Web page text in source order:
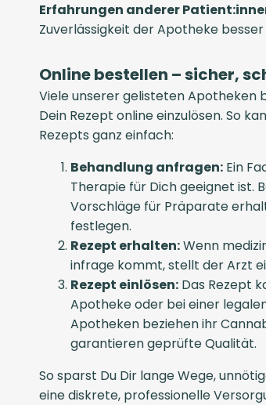
Erfahrungen anderer
Zuverlässigkeit der Apotheke
Online bestellen – sicher,
Viele unserer gelisteten Apotheken
Dein Rezept online einzulösen. So
Rezepts ganz einfach:
Behandlung anfragen: Ein
Therapie für Dich geeignet ist.
Vorschläge für Präparate
festlegen.
Rezept erhalten:Wenn
infrage kommt, stellt der Arzt
Rezept einlösen: Das Rezept
Apotheke oder bei einer
Apotheken beziehen ihr
garantieren geprüfte Qualität.
So sparst Du Dir lange Wege,
eine diskrete, professionelle